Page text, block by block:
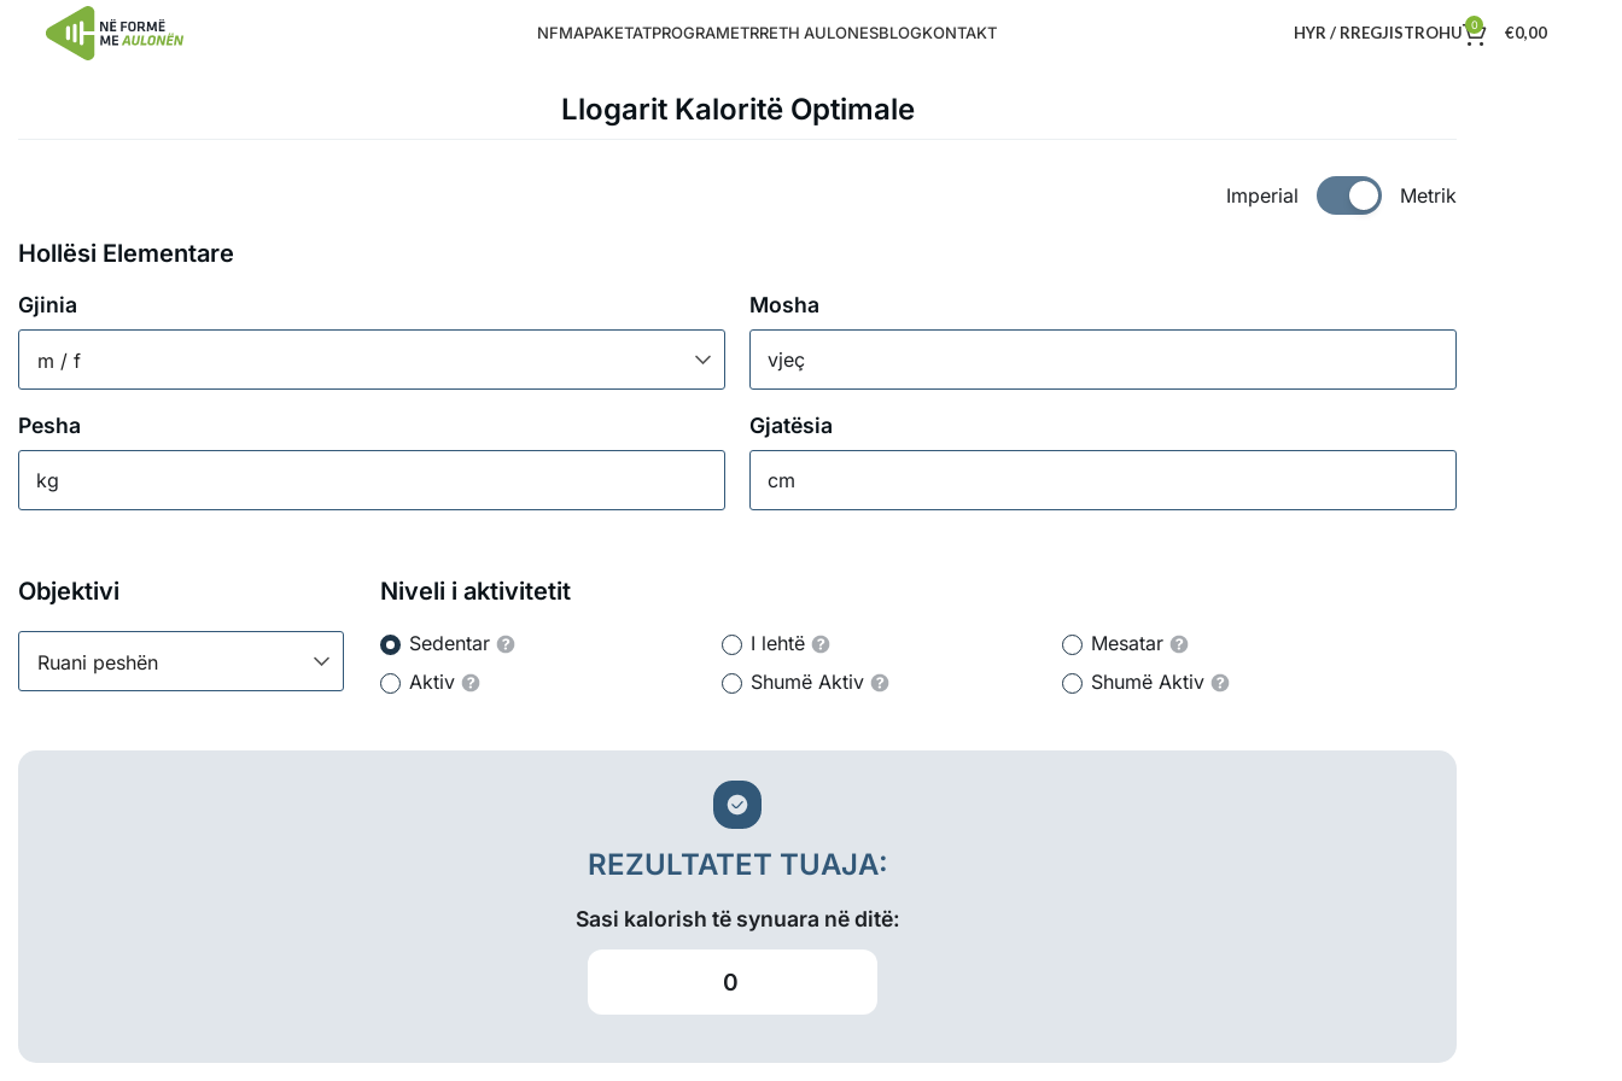
NFMAPAKETATPROGRAMETRRETH AULONESBLOGKONTAKT HYR / RREGJISTROHU 0 €0,00
Llogarit Kaloritë Optimale
Imperial Metrik
Hollësi Elementare
Gjinia
m / f
Mosha
vjeç
Pesha
kg
Gjatësia
cm
Objektivi
Ruani peshën
Niveli i aktivitetit
Sedentar I lehtë
Mesatar
Aktiv
Shumë Aktiv Shumë Aktiv
REZULTATET TUAJA:
Sasi kalorish të synuara në ditë:
0